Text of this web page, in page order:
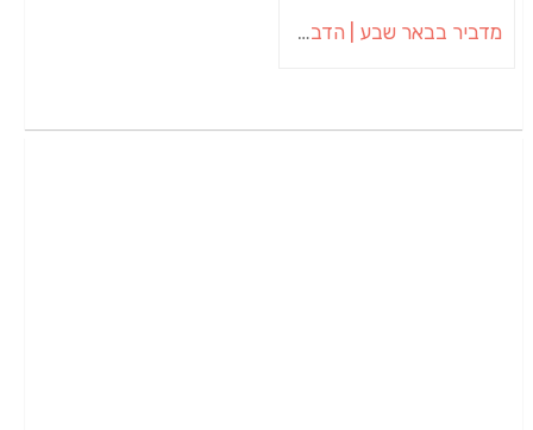
מדביר בבאר שבע | הדברה בבאר שבע | יוגב הדברות